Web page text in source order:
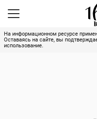
На информационном ресурсе
Оставаясь на сайте, вы
использование.